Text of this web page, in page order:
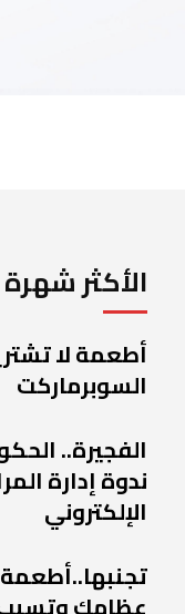
الأكثر شهرة
أطعمة لا
السوبرماركت
الفجيرة..
ندوة إدارة
الإلكتروني